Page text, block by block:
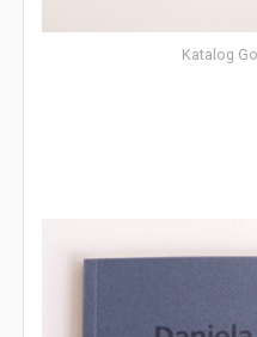
Katalog